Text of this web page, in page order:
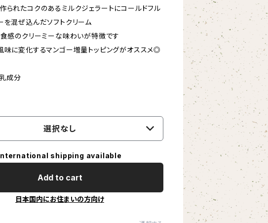
られたコクのあるミルクジェラートにコールドフル
を混ぜ込んだソフトクリーム
食感のクリーミーな味わいが特徴です
味に変化するマンゴー増量トッピングがオススメ◎
成分
選択なし
shipping available
Add to cart
日本国内にお住まいの方向け